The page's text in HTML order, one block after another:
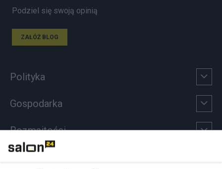
Podziel się swoją opinią
ZAŁÓŻ BLOG
Polityka
Gospodarka
Rozmaitości